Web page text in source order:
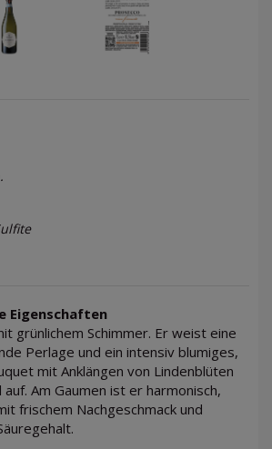
Eigenschaften
grünlichem Schimmer. Er weist eine
Perlage und ein intensiv blumiges,
mit Anklängen von Lindenblüten
Am Gaumen ist er harmonisch,
frischem Nachgeschmack und